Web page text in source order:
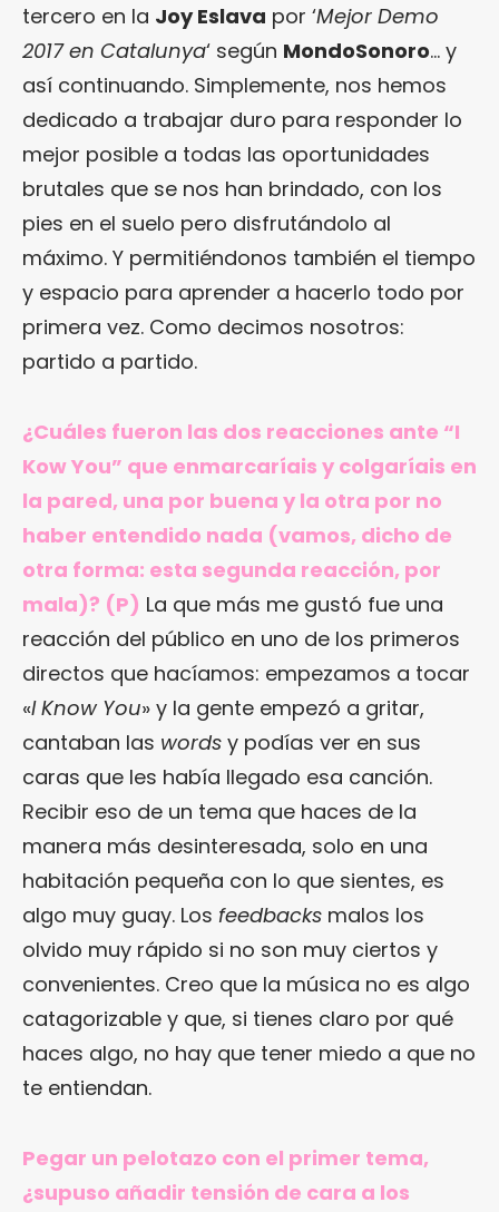
tercero en la Joy Eslava por ‘Mejor Demo
2017 en Catalunya‘ según MondoSonoro… y
así continuando. Simplemente, nos hemos
dedicado a trabajar duro para responder lo
mejor posible a todas las oportunidades
brutales que se nos han brindado, con los
pies en el suelo pero disfrutándolo al
máximo. Y permitiéndonos también el tiempo
y espacio para aprender a hacerlo todo por
primera vez. Como decimos nosotros:
partido a partido.
¿Cuáles fueron las dos reacciones ante “I
Kow You” que enmarcaríais y colgaríais en
la pared, una por buena y la otra por no
haber entendido nada (vamos, dicho de
otra forma: esta segunda reacción, por
mala)? (P) La que más me gustó fue una
reacción del público en uno de los primeros
directos que hacíamos: empezamos a tocar
«I Know You» y la gente empezó a gritar,
cantaban las words y podías ver en sus
caras que les había llegado esa canción.
Recibir eso de un tema que haces de la
manera más desinteresada, solo en una
habitación pequeña con lo que sientes, es
algo muy guay. Los feedbacks malos los
olvido muy rápido si no son muy ciertos y
convenientes. Creo que la música no es algo
catagorizable y que, si tienes claro por qué
haces algo, no hay que tener miedo a que no
te entiendan.
Pegar un pelotazo con el primer tema,
¿supuso añadir tensión de cara a los